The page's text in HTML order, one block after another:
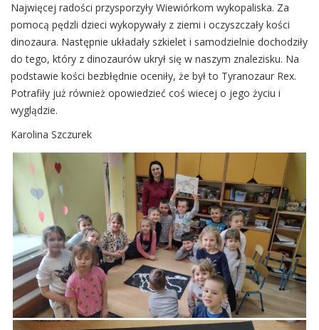
Najwięcej radości przysporzyły Wiewiórkom wykopaliska. Za
pomocą pędzli dzieci wykopywały z ziemi i oczyszczały kości
dinozaura. Następnie układały szkielet i samodzielnie dochodziły
do tego, który z dinozaurów ukrył się w naszym znalezisku. Na
podstawie kości bezbłędnie oceniły, że był to Tyranozaur Rex.
Potrafiły już również opowiedzieć coś wiecej o jego życiu i
wyglądzie.
Karolina Szczurek